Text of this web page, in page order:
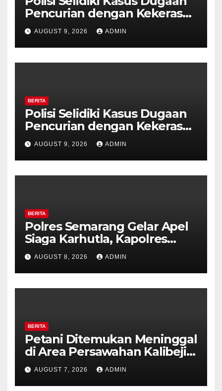
Pencurian dengan Kekerasan
di Counter HP Royal Phone
Ambarawa.
AUGUST 9, 2026 ADMIN
BERITA
Polisi Selidiki Kasus Dugaan
Pencurian dengan Kekerasan
di Counter HP Royal Phone
Ambarawa.
AUGUST 9, 2026 ADMIN
BERITA
Polres Semarang Gelar Apel
Siaga Karhutla, Kapolres
Tekankan Sinergi dan
Kesiapsiagaan Hadapi Musim
Kemarau.
AUGUST 8, 2026 ADMIN
BERITA
Petani Ditemukan Meninggal
di Area Persawahan Kalibeji,
Polisi Pastikan Tidak Ada
Tanda Kekerasan
AUGUST 7, 2026 ADMIN